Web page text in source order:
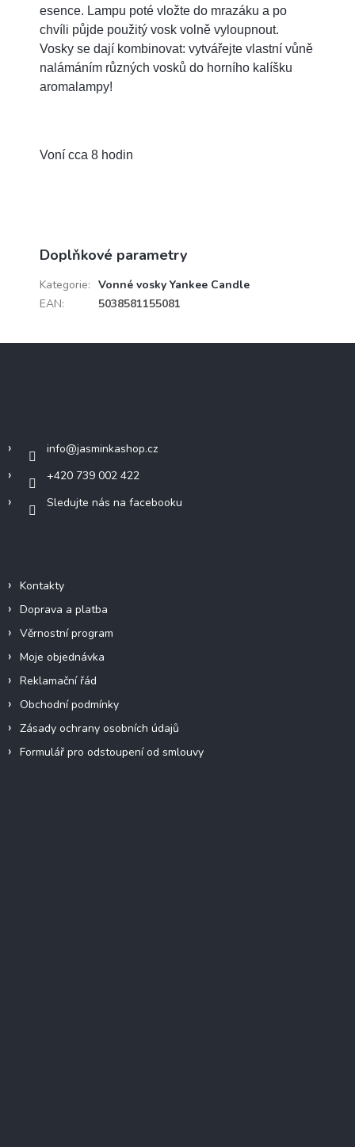
esence. Lampu poté vložte do mrazáku a po
chvíli půjde použitý vosk volně vyloupnout.
Vosky se dají kombinovat: vytvářejte vlastní vůně
nalámáním různých vosků do horního kalíšku
aromalampy!
Voní cca 8 hodin
Doplňkové parametry
Kategorie: Vonné vosky Yankee Candle
EAN: 5038581155081
info@jasminkashop.cz
+420 739 002 422
Sledujte nás na facebooku
Kontakty
Doprava a platba
Věrnostní program
Moje objednávka
Reklamační řád
Obchodní podmínky
Zásady ochrany osobních údajů
Formulář pro odstoupení od smlouvy